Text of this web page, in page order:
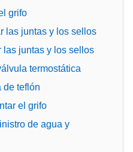
grifo
las juntas y los sellos
las juntas y los sellos
termostática
de teflón
el grifo
de agua y